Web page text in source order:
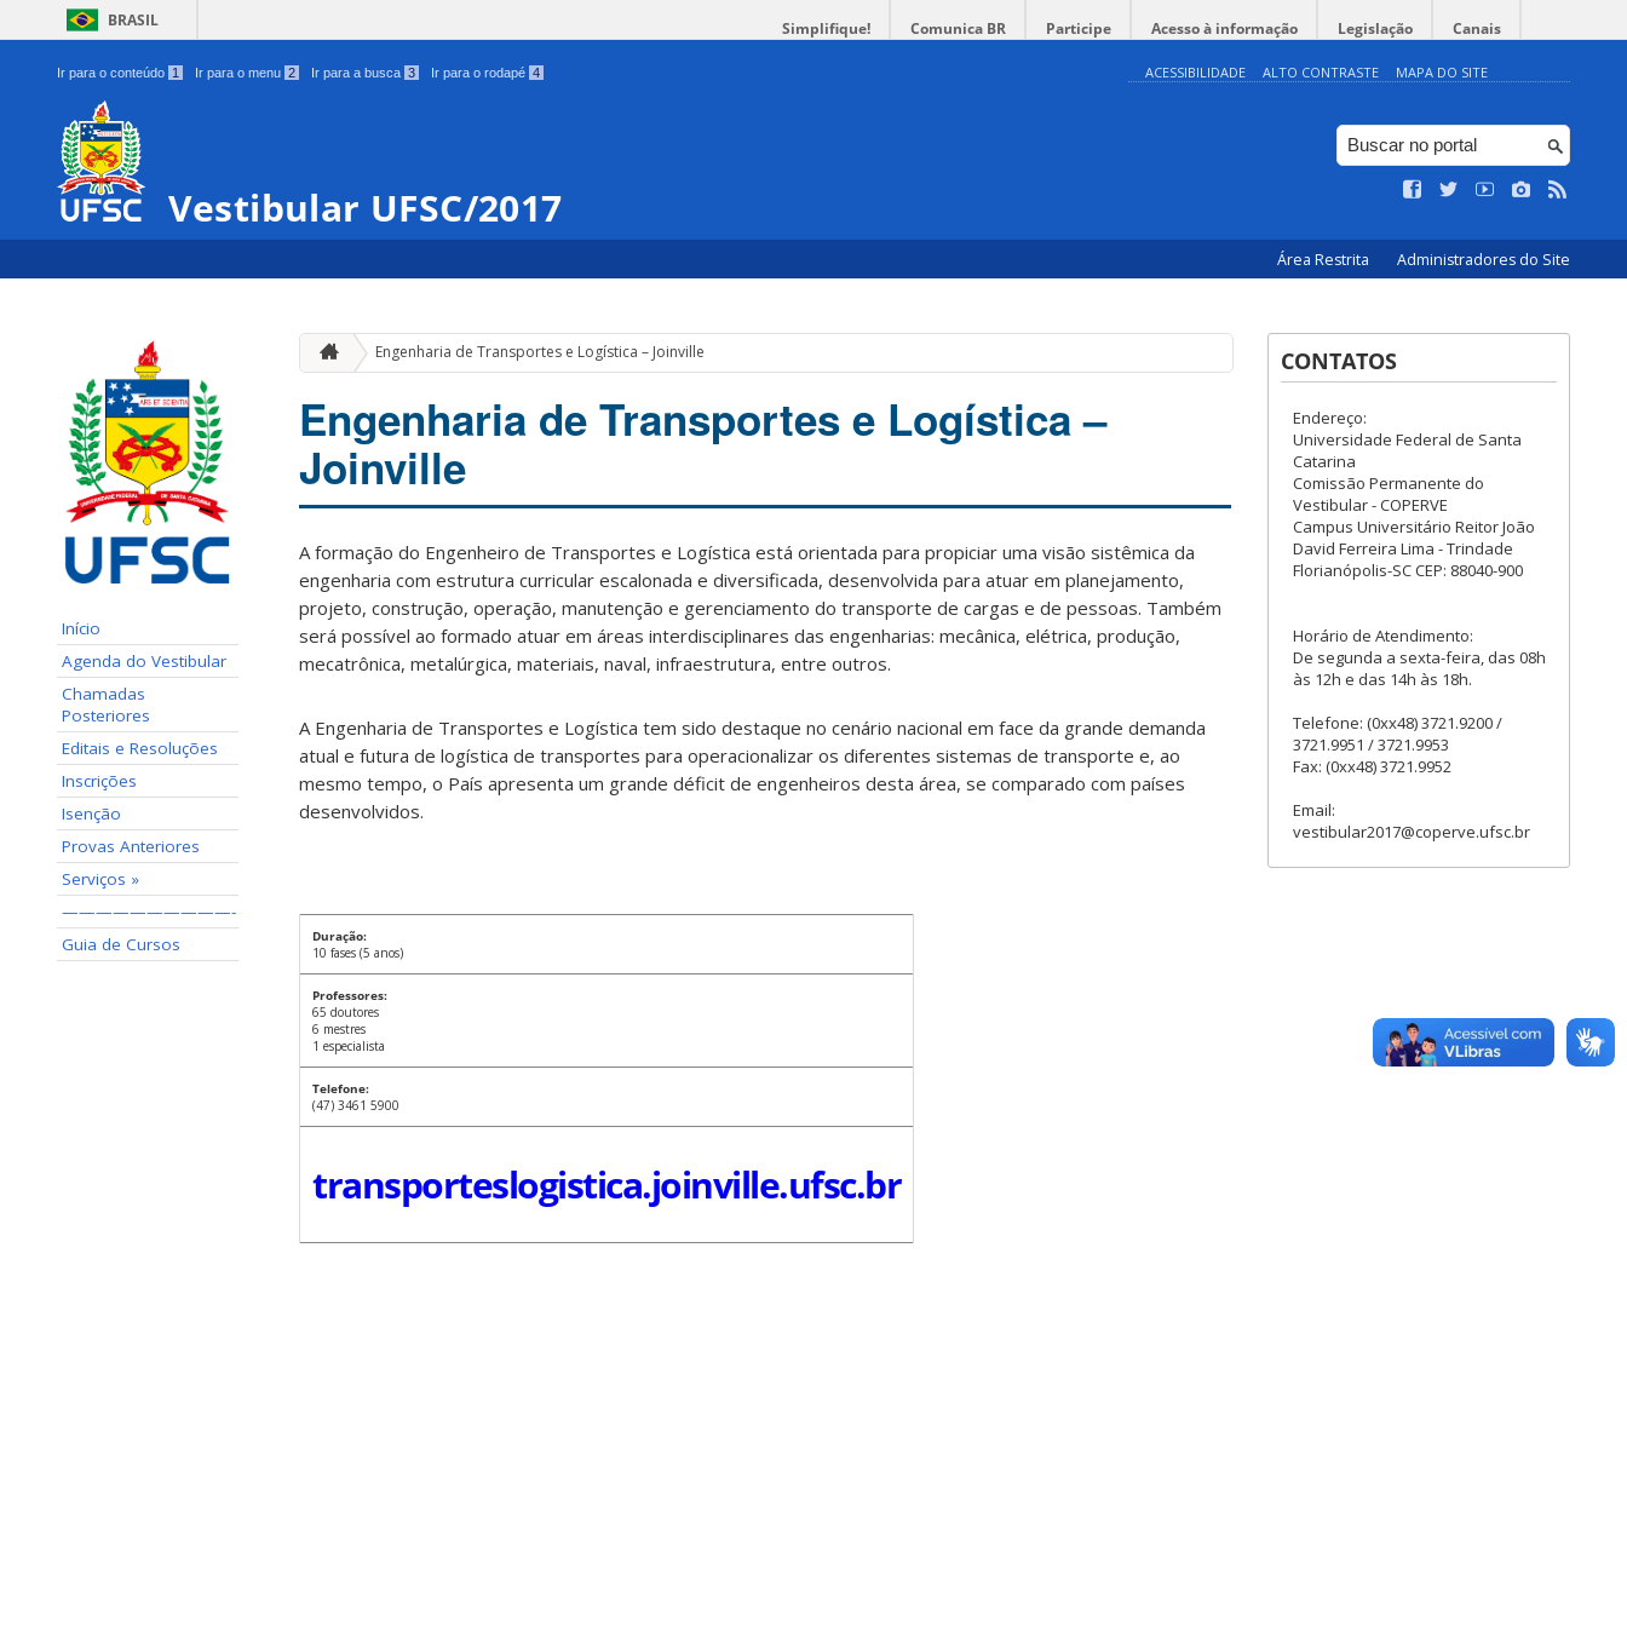
BRASIL Simplifique! Comunica BR Participe Acesso à informação Legislação Canais
Ir para o conteúdo 1 Ir para o menu 2 Ir para a busca 3 Ir para o rodapé 4 ACESSIBILIDADE ALTO CONTRASTE MAPA DO SITE
Vestibular UFSC/2017
Área Restrita Administradores do Site
Início
Agenda do Vestibular
Chamadas
Posteriores
Editais e Resoluções
Inscrições
Isenção
Provas Anteriores
Serviços »
——————————-
Guia de Cursos
Engenharia de Transportes e Logística – Joinville
Engenharia de Transportes e Logística –
Joinville
A formação do Engenheiro de Transportes e Logística está orientada para propiciar uma visão sistêmica da
engenharia com estrutura curricular escalonada e diversificada, desenvolvida para atuar em planejamento,
projeto, construção, operação, manutenção e gerenciamento do transporte de cargas e de pessoas. Também
será possível ao formado atuar em áreas interdisciplinares das engenharias: mecânica, elétrica, produção,
mecatrônica, metalúrgica, materiais, naval, infraestrutura, entre outros.
A Engenharia de Transportes e Logística tem sido destaque no cenário nacional em face da grande demanda
atual e futura de logística de transportes para operacionalizar os diferentes sistemas de transporte e, ao
mesmo tempo, o País apresenta um grande déficit de engenheiros desta área, se comparado com países
desenvolvidos.
Duração:
10 fases (5 anos)
Professores:
65 doutores
6 mestres
1 especialista
Telefone:
(47) 3461 5900
transporteslogistica.joinville.ufsc.br
CONTATOS
Endereço:
Universidade Federal de Santa
Catarina
Comissão Permanente do
Vestibular - COPERVE
Campus Universitário Reitor João
David Ferreira Lima - Trindade
Florianópolis-SC CEP: 88040-900
Horário de Atendimento:
De segunda a sexta-feira, das 08h
às 12h e das 14h às 18h.
Telefone: (0xx48) 3721.9200 /
3721.9951 / 3721.9953
Fax: (0xx48) 3721.9952
Email:
vestibular2017@coperve.ufsc.br